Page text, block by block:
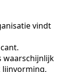
vindt
waarschijnlijk
lijnvorming,